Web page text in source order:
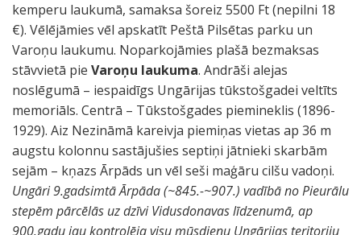
kemperu laukumā, samaksa šoreiz 5500 Ft (nepilni 18
€). Vēlējāmies vēl apskatīt Peštā Pilsētas parku un
Varoņu laukumu. Noparkojāmies plašā bezmaksas
stāvvietā pie Varoņu laukuma. Andrāši alejas
noslēgumā – iespaidīgs Ungārijas tūkstošgadei veltīts
memoriāls. Centrā – Tūkstošgades piemineklis (1896-
1929). Aiz Nezināmā kareivja piemiņas vietas ap 36 m
augstu kolonnu sastājušies septiņi jātnieki skarbām
sejām – kņazs Ārpāds un vēl seši maģāru cilšu vadoņi.
Ungāri 9.gadsimtā Ārpāda (~845.-~907.) vadībā no Pieurālu
stepēm pārcēlās uz dzīvi Vidusdonavas līdzenumā, ap
900.gadu jau kontrolēja visu mūsdienu Ungārijas teritoriju